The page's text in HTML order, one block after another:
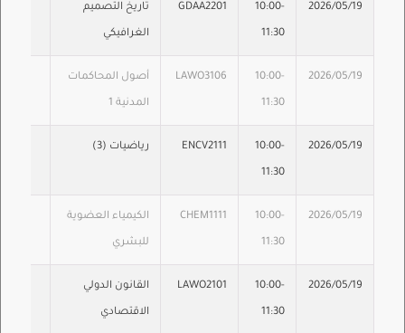
2026/05/19
10:00-
11:30
GDAA2201 تاريخ التصميم
الغرافيكي
2026/05/19
10:00-
11:30
LAWO3106 أصول المحاكمات
المدنية 1
2026/05/19
10:00-
11:30
ENCV2111 رياضيات (3)
2026/05/19
10:00-
11:30
CHEM1111 الكيمياء العضوية
للبشري
2026/05/19
10:00-
11:30
LAWO2101 القانون الدولي
الاقتصادي